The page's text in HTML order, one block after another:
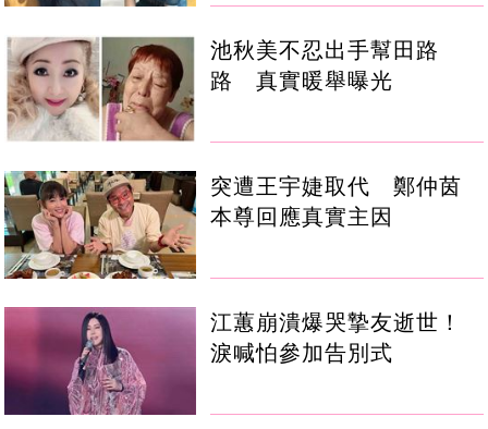
池秋美不忍出手幫田路
路 真實暖舉曝光
突遭王宇婕取代 鄭仲茵
本尊回應真實主因
江蕙崩潰爆哭摯友逝世！
淚喊怕參加告別式